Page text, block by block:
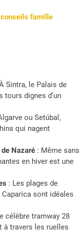
famille
Sintra, le Palais de
tours dignes d’un
ou Setúbal,
qui nagent
Nazaré : Même sans
en hiver est une
: Les plages de
Caparica sont idéales
célèbre tramway 28
à travers les ruelles